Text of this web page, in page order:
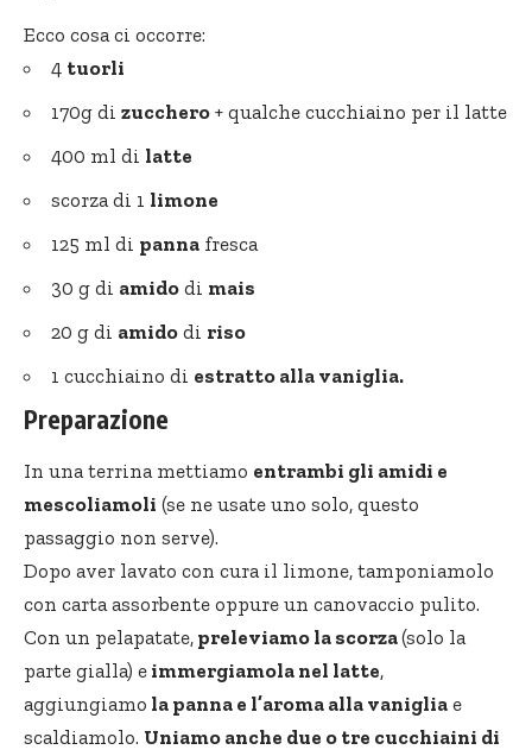
Ecco cosa ci occorre:
4 tuorli
170g di zucchero + qualche cucchiaino per il latte
400 ml di latte
scorza di 1 limone
125 ml di panna fresca
30 g di amido di mais
20 g di amido di riso
1 cucchiaino di estratto alla vaniglia.
Preparazione
In una terrina mettiamo entrambi gli amidi e
mescoliamoli (se ne usate uno solo, questo
passaggio non serve).
Dopo aver lavato con cura il limone, tamponiamolo
con carta assorbente oppure un canovaccio pulito.
Con un pelapatate, preleviamo la scorza(solo la
parte gialla) e immergiamola nel latte,
aggiungiamo la panna e l’aroma alla vaniglia e
scaldiamolo. Uniamo anche due o tre cucchiaini di